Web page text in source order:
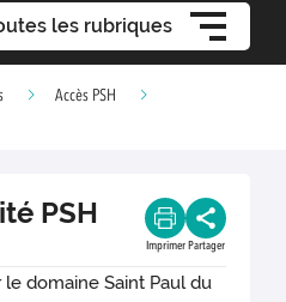
les rubriques
Accès PSH
PSH
Imprimer Partager
le domaine Saint Paul du